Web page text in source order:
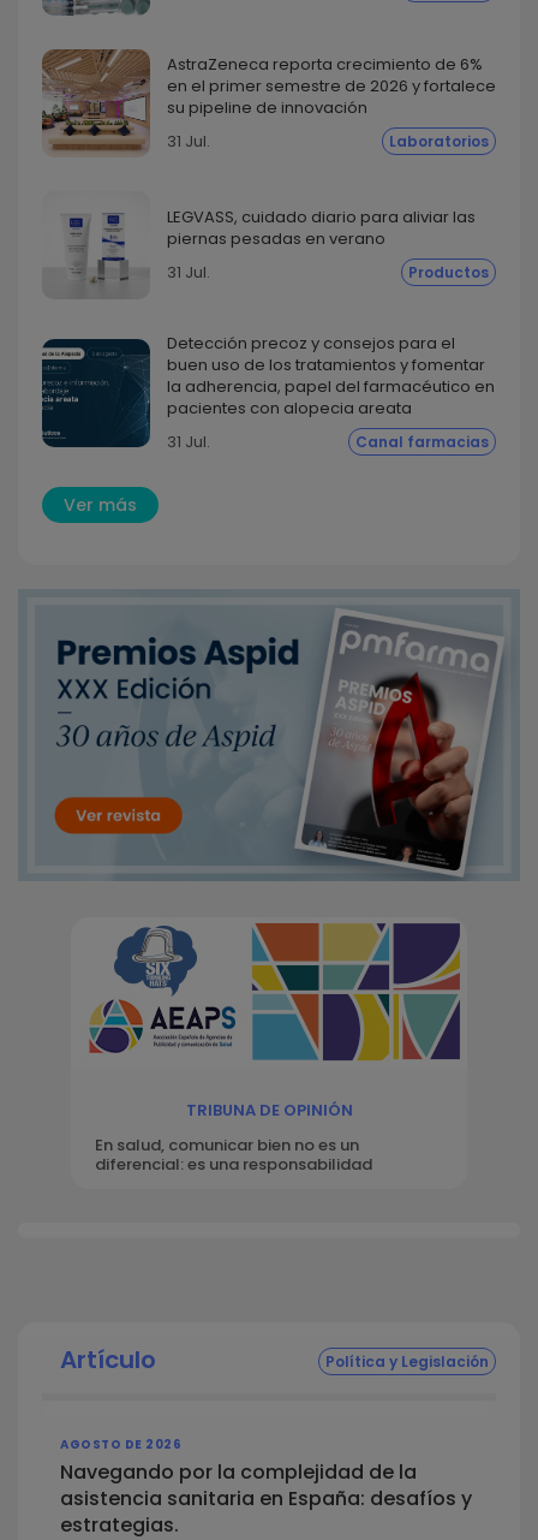
AstraZeneca reporta crecimiento de 6%
en el primer semestre de 2026 y fortalece
su pipeline de innovación
31 Jul.
Laboratorios
LEGVASS, cuidado diario para aliviar las
piernas pesadas en verano
31 Jul.
Productos
Detección precoz y consejos para el
buen uso de los tratamientos y fomentar
la adherencia, papel del farmacéutico en
pacientes con alopecia areata
31 Jul.
Canal farmacias
Ver más
TRIBUNA DE OPINIÓN
En salud, comunicar bien no es un
diferencial: es una responsabilidad
Artículo Política y Legislación
AGOSTO DE 2026
Navegando por la complejidad de la
asistencia sanitaria en España: desafíos y
estrategias.